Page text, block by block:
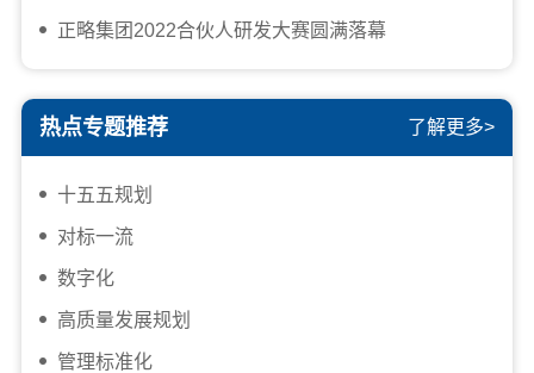
正略集团2022合伙人研发大赛圆满落幕
热点专题推荐 了解更多>
十五五规划
对标一流
数字化
高质量发展规划
管理标准化